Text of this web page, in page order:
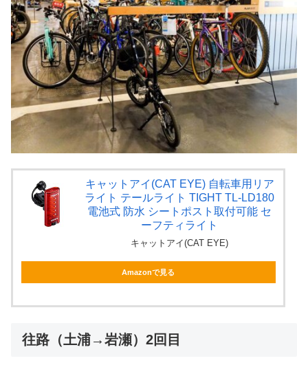
キャットアイ(CAT EYE) 自転車用リア
ライト テールライト TIGHT TL-LD180
電池式 防水 シートポスト取付可能 セ
ーフティライト
キャットアイ(CAT EYE)
Amazonで見る
往路（土浦→岩瀬）2回目